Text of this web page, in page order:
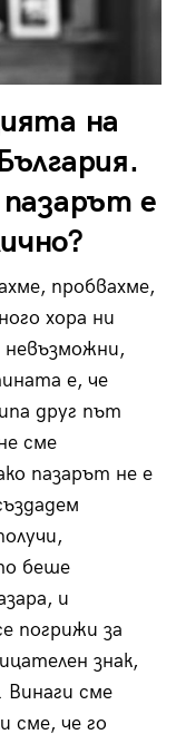
на
пазарът е
пробвахме,
хора ни
невъзможни,
е, че
друг път
сме
пазарът не е
беше
и
погрижи за
знак,
Винаги сме
сме, че го